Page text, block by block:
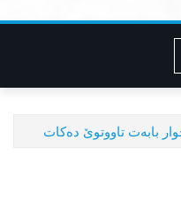
بابەت تاووتوێ دەکات